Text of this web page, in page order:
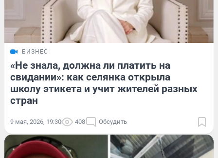
БИЗНЕС
«Не знала, должна ли платить на
свидании»: как селянка открыла
школу этикета и учит жителей разных
стран
9 мая, 2026, 19:30 408 Обсудить